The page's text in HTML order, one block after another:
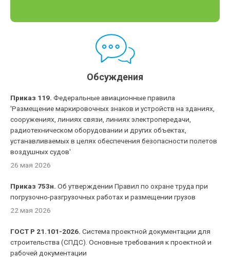
Обсуждения
Приказ 119. Федеральные авиационные правила
'Размещение маркировочных знаков и устройств на зданиях,
сооружениях, линиях связи, линиях электропередачи,
радиотехническом оборудовании и других объектах,
устанавливаемых в целях обеспечения безопасности полетов
воздушных судов'
26 мая 2026
Приказ 753н. Об утверждении Правил по охране труда при
погрузочно-разгрузочных работах и размещении грузов
22 мая 2026
ГОСТ Р 21.101-2026. Система проектной документации для
строительства (СПДС). Основные требования к проектной и
рабочей документации